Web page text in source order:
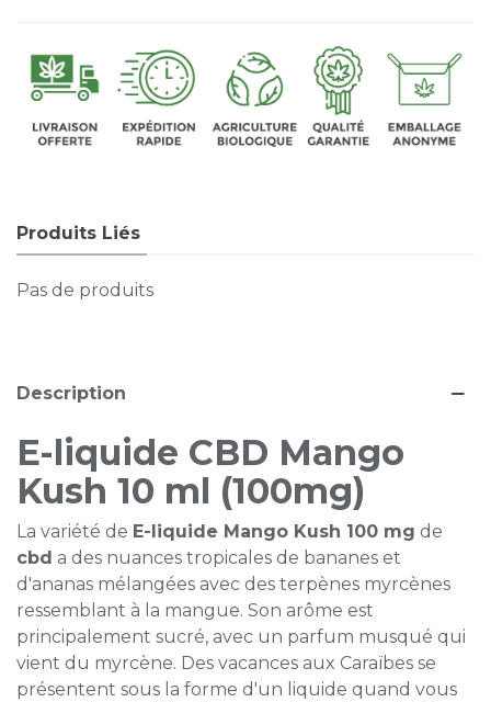
Produits Liés
Pas de produits
Description
E-liquide CBD Mango
Kush 10 ml (100mg)
La variété de E-liquide Mango Kush 100 mg de
cbd a des nuances tropicales de bananes et
d'ananas mélangées avec des terpènes myrcènes
ressemblant à la mangue. Son arôme est
principalement sucré, avec un parfum musqué qui
vient du myrcène. Des vacances aux Caraïbes se
présentent sous la forme d'un liquide quand vous